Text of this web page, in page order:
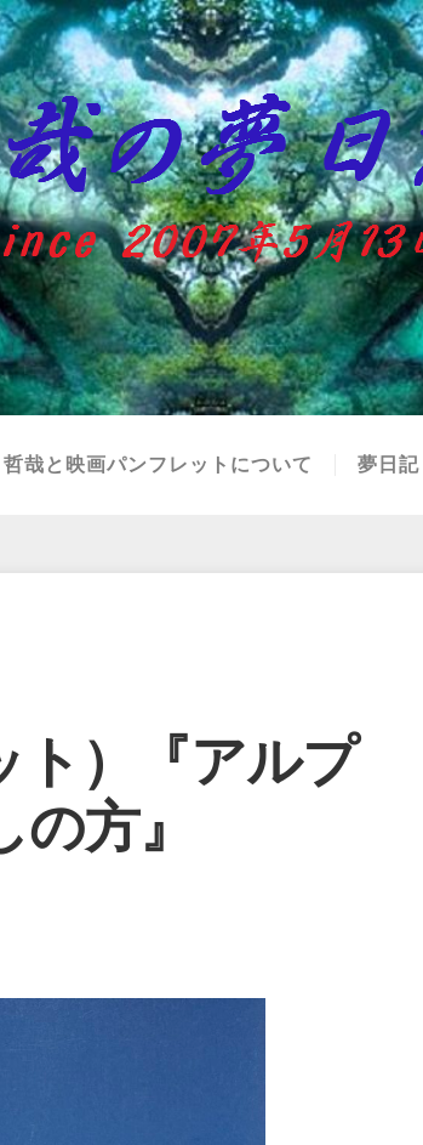
哲哉と映画パンフレットについて 夢日記
ト）『アルプ
方』